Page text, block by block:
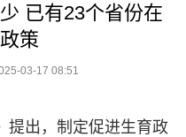
已有23个省份在
策
03-17 08:51
提出，制定促进生育政